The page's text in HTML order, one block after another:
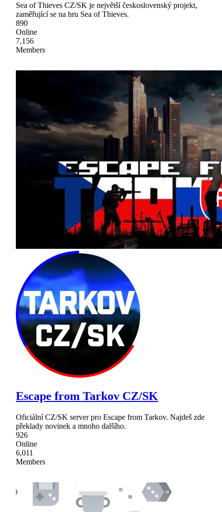
Sea of Thieves CZ/SK je největší československý projekt,
zaměřující se na hru Sea of Thieves.
890
Online
7,156
Members
Escape from Tarkov CZ/SK
Oficiální CZ/SK server pro Escape from Tarkov. Najdeš zde
překlady novinek a mnoho dalšího.
926
Online
6,011
Members